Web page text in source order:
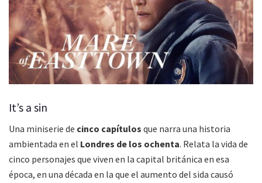
It’s a sin
Una miniserie de cinco capítulos que narra una historia
ambientada en el Londres de los ochenta. Relata la vida de
cinco personajes que viven en la capital británica en esa
época, en una década en la que el aumento del sida causó